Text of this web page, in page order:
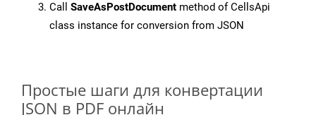
Call SaveAsPostDocument method of CellsApi
class instance for conversion from JSON
Простые шаги для конвертации
JSON в PDF онлайн